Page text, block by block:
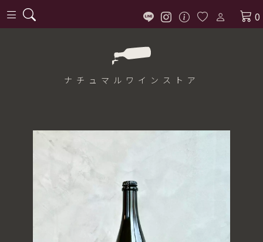
0
ナチュマル ワインストア